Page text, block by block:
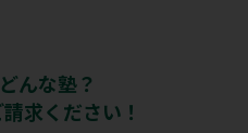
んな塾？
求ください！